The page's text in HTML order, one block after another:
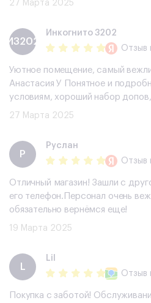
27 Марта 2025
И3202
Инкогнито 3202
Отзыв
Уютное помещение, самый
Анастасия У Понятное и
условиям, хороший набор
27 Марта 2025
Р
Руслан
Отзыв
Отличный магазин! Зашли с
его телефон.Персонал очень
обязательно вернёмся еще!
19 Марта 2025
L
Lil
Отзыв
Покупка с заботой!